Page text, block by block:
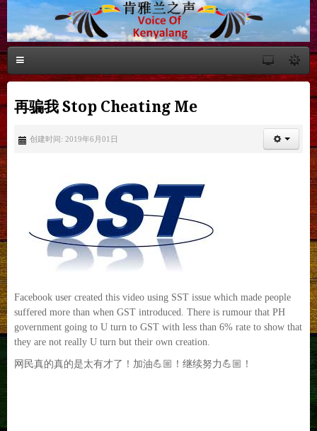
再骗我 Stop Cheating Me
创建时间: 2019年6月01日
Facebook user created this video using SST issue which made people
suffered more than when GST introduced. There is rumour that PH
government going to U turn to GST with less than 6% rate to show that
they are not really U turn but their own creation.
网民真的真的是太有才了！加油💪🏼 ！继续努力 💪🏼 ！